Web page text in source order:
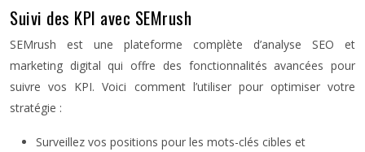
Suivi des KPI avec SEMrush
SEMrush est une plateforme complète d’analyse SEO et
marketing digital qui offre des fonctionnalités avancées pour
suivre vos KPI. Voici comment l’utiliser pour optimiser votre
stratégie :
Surveillez vos positions pour les mots-clés cibles et